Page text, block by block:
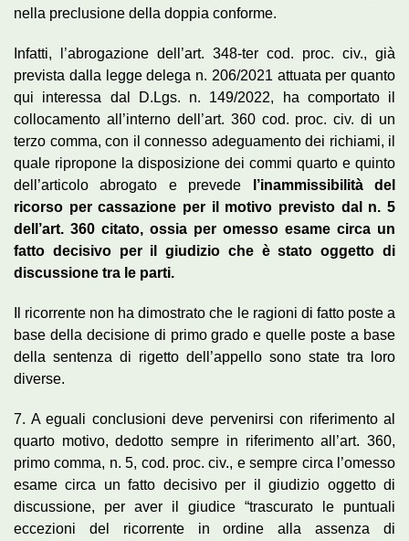
nella preclusione della doppia conforme.
Infatti, l’abrogazione dell’art. 348-ter cod. proc. civ., già
prevista dalla legge delega n. 206/2021 attuata per quanto
qui interessa dal D.Lgs. n. 149/2022, ha comportato il
collocamento all’interno dell’art. 360 cod. proc. civ. di un
terzo comma, con il connesso adeguamento dei richiami, il
quale ripropone la disposizione dei commi quarto e quinto
dell’articolo abrogato e prevede
l’inammissibilità del
ricorso per cassazione per il motivo previsto dal n. 5
dell’art. 360 citato, ossia per omesso esame circa un
fatto decisivo per il giudizio che è stato oggetto di
discussione tra le parti.
Il ricorrente non ha dimostrato che le ragioni di fatto poste a
base della decisione di primo grado e quelle poste a base
della sentenza di rigetto dell’appello sono state tra loro
diverse.
7. A eguali conclusioni deve pervenirsi con riferimento al
quarto motivo, dedotto sempre in riferimento all’art. 360,
primo comma, n. 5, cod. proc. civ., e sempre circa l’omesso
esame circa un fatto decisivo per il giudizio oggetto di
discussione, per aver il giudice “trascurato le puntuali
eccezioni del ricorrente in ordine alla assenza di